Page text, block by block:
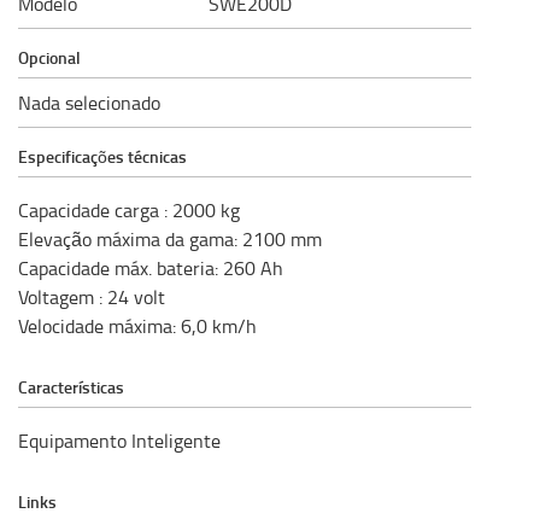
Opcional
Nada selecionado
Especificações técnicas
Capacidade carga : 2000 kg
Elevação máxima da gama: 2100 mm
Capacidade máx. bateria: 260Ah
Voltagem : 24volt
Velocidade máxima:6,0 km/h
Características
Equipamento Inteligente
Links